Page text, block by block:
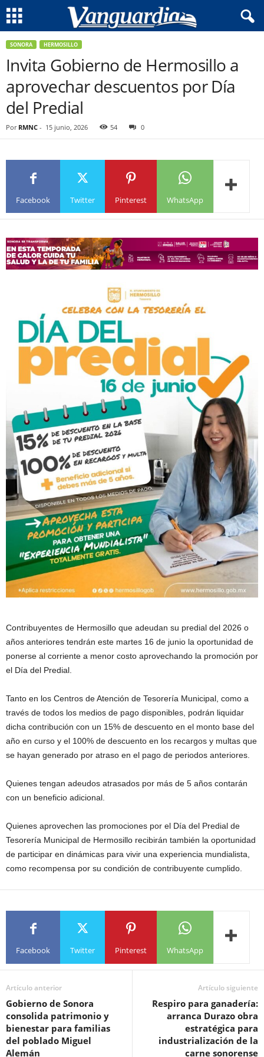
SONORA HERMOSILLO
Invita Gobierno de Hermosillo a
aprovechar descuentos por Día
del Predial
Por RMNC - 15 junio, 2026 54 0
Facebook Twitter Pinterest WhatsApp
Contribuyentes de Hermosillo que adeudan su predial del 2026 o
años anteriores tendrán este martes 16 de junio la oportunidad de
ponerse al corriente a menor costo aprovechando la promoción por
el Día del Predial.
Tanto en los Centros de Atención de Tesorería Municipal, como a
través de todos los medios de pago disponibles, podrán liquidar
dicha contribución con un 15% de descuento en el monto base del
año en curso y el 100% de descuento en los recargos y multas que
se hayan generado por atraso en el pago de periodos anteriores.
Quienes tengan adeudos atrasados por más de 5 años contarán
con un beneficio adicional.
Quienes aprovechen las promociones por el Día del Predial de
Tesorería Municipal de Hermosillo recibirán también la oportunidad
de participar en dinámicas para vivir una experiencia mundialista,
como recompensa por su condición de contribuyente cumplido.
Facebook Twitter Pinterest WhatsApp
Artículo anterior
Gobierno de Sonora
consolida patrimonio y
bienestar para familias
del poblado Miguel
Alemán
Artículo siguiente
Respiro para ganadería:
arranca Durazo obra
estratégica para
industrialización de la
carne sonorense